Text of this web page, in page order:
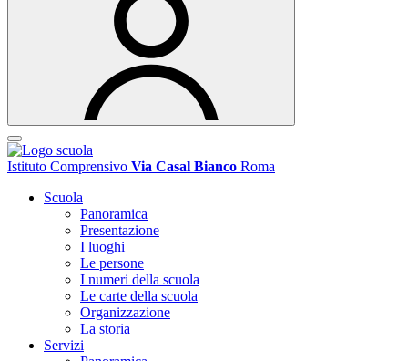
Istituto Comprensivo Via Casal Bianco Roma
Scuola
Panoramica
Presentazione
I luoghi
Le persone
I numeri della scuola
Le carte della scuola
Organizzazione
La storia
Servizi